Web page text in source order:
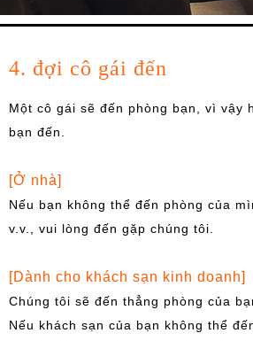
4. đợi cô gái đến
Một cô gái sẽ đến phòng bạn, vì vậy
bạn đến.
[Ở nhà]
Nếu bạn không thể đến phòng của
v.v., vui lòng đến gặp chúng tôi.
[Dành cho khách sạn kinh doanh]
Chúng tôi sẽ đến thẳng phòng của
Nếu khách sạn của bạn không thể